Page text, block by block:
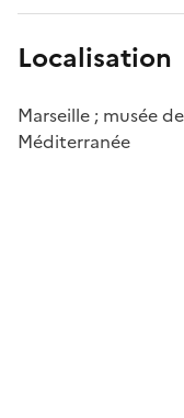
Localisation
Marseille ; musée
Méditerranée